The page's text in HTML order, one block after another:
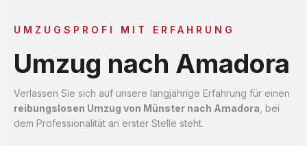
UMZUGSPROFI MIT ERFAHRUNG
Umzug nach Amadora
Verlassen Sie sich auf unsere langjährige Erfahrung für einen
reibungslosen Umzug von Münster nach Amadora , bei
dem Professionalität an erster Stelle steht.